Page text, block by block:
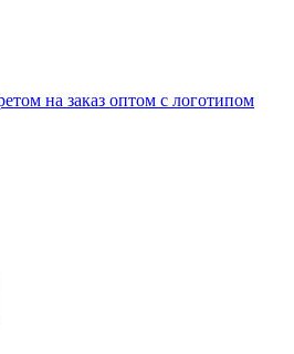
на заказ оптом с логотипом